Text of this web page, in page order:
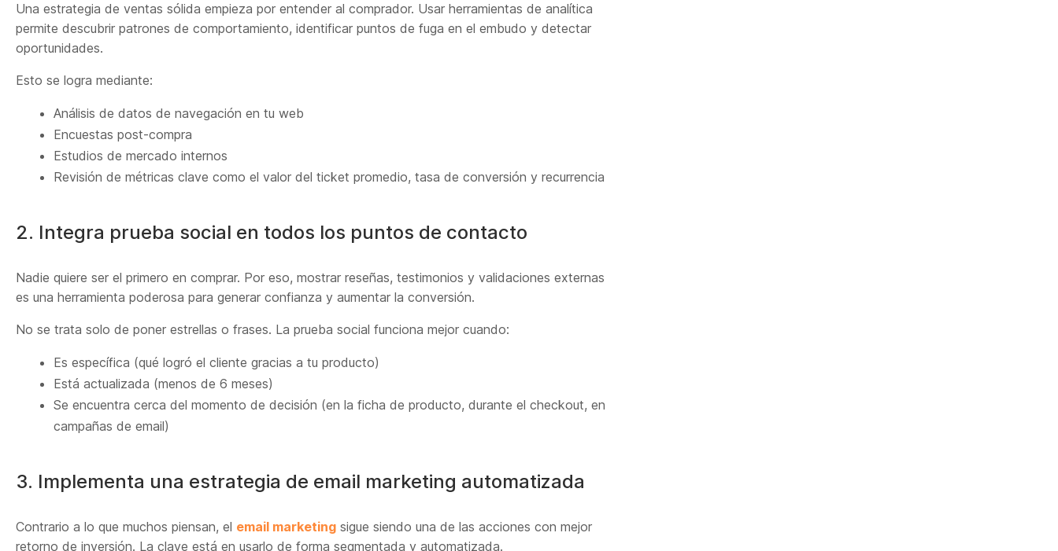
Una estrategia de ventas sólida empieza por entender al comprador. Usar herramientas de analítica
permite descubrir patrones de comportamiento, identificar puntos de fuga en el embudo y detectar
oportunidades.
Esto se logra mediante:
Análisis de datos de navegación en tu web
Encuestas post-compra
Estudios de mercado internos
Revisión de métricas clave como el valor del ticket promedio, tasa de conversión y recurrencia
2. Integra prueba social en todos los puntos de contacto
Nadie quiere ser el primero en comprar. Por eso, mostrar reseñas, testimonios y validaciones externas
es una herramienta poderosa para generar confianza y aumentar la conversión.
No se trata solo de poner estrellas o frases. La prueba social funciona mejor cuando:
Es específica (qué logró el cliente gracias a tu producto)
Está actualizada (menos de 6 meses)
Se encuentra cerca del momento de decisión (en la ficha de producto, durante el checkout, en
campañas de email)
3. Implementa una estrategia de email marketing automatizada
Contrario a lo que muchos piensan, el email marketing sigue siendo una de las acciones con mejor
retorno de inversión. La clave está en usarlo de forma segmentada y automatizada.